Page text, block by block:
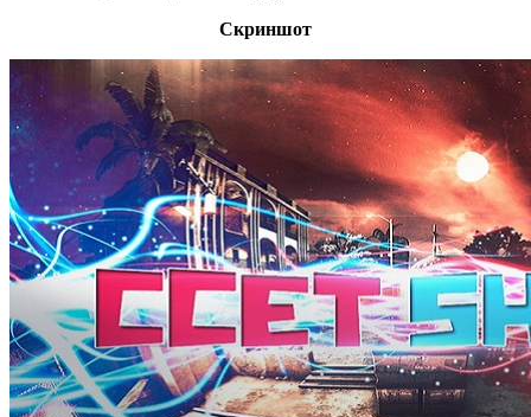
Скриншот